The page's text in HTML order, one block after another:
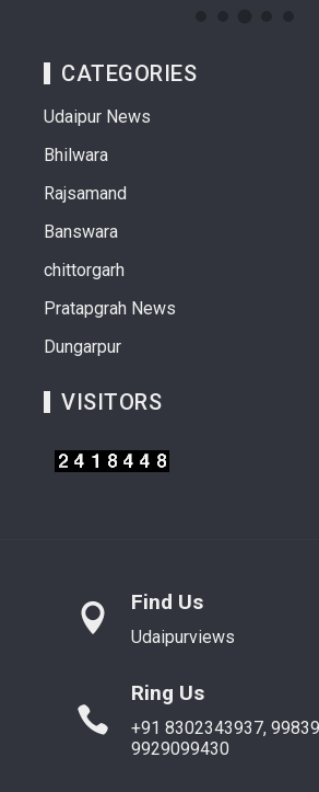
CATEGORIES
Udaipur News
Bhilwara
Rajsamand
Banswara
chittorgarh
Pratapgrah News
Dungarpur
VISITORS
Find Us
Udaipurviews
Ring Us
+91 8302343937,
9929099430